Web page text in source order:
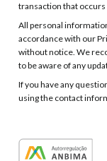
transaction that
All personal
accordance with our
without notice. We
to be aware of any
If you have any
using the contact